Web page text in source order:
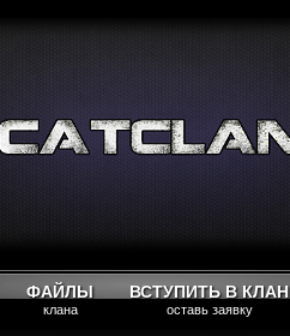
ФАЙЛЫ
клана
ВСТУПИТЬ В КЛАН
оставь заявку